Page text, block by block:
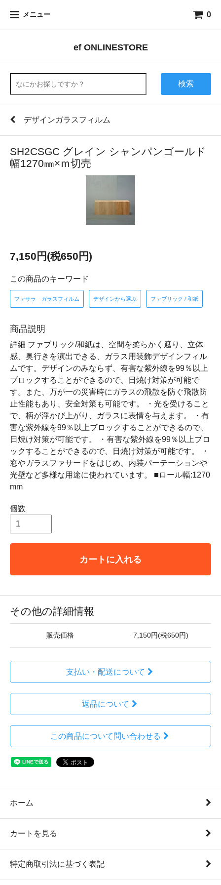
メニュー 0
ef ONLINESTORE
検索
デザインガラスフィルム
SH2CSGC グレイン シャンパンゴールド
幅1270㎜×ｍ切売
7,150円(税650円)
この商品のキーワード
ファサラ ガラスフィルム デザインから選ぶ ファブリック / 和紙
商品説明
詳細 ファブリック/和紙は、空間を柔らかく遮り、立体
感、奥行きを演出できる、ガラス用装飾デザインフィル
ムです。デザインのみならず、有害な紫外線を99％以上
ブロックすることができるので、日焼け対策が可能で
す。また、万が一の災害時にガラスの飛散を防ぐ飛散防
止性能もあり、安全対策も可能です。 ・光を受けること
で、柄が浮かび上がり、ガラスに表情を与えます。 ・有
害な紫外線を99％以上ブロックすることができるので、
日焼け対策が可能です。 ・有害な紫外線を99％以上ブロ
ックすることができるので、日焼け対策が可能です。 ・
窓やガラスファサードをはじめ、内装パーテーションや
光壁など多様な用途に使われています。 ■ロール幅:1270
mm
個数
カートに入れる
その他の詳細情報
販売価格 7,150円(税650円)
支払い・配送について
返品について
この商品について問い合わせる
ホーム
カートを見る
特定商取引法に基づく表記